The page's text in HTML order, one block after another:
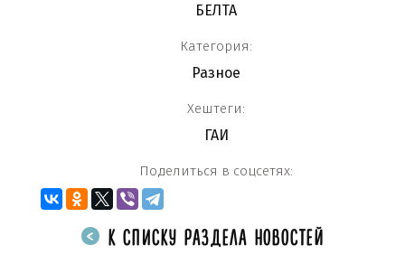
БЕЛТА
Категория:
Разное
Хештеги:
ГАИ
Поделиться в соцсетях:
К СПИСКУ РАЗДЕЛА НОВОСТЕЙ